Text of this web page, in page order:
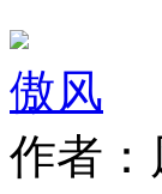
傲风
作者：